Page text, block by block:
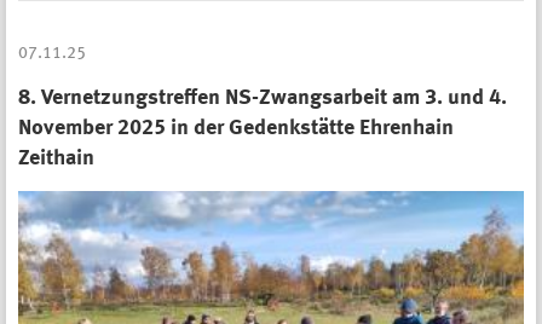
07.11.25
8. Vernetzungstreffen NS-Zwangsarbeit am 3. und 4.
November 2025 in der Gedenkstätte Ehrenhain
Zeithain